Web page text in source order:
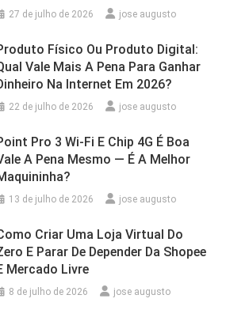
27 de julho de 2026 jose augusto
Físico Ou Produto Digital:
Vale Mais A Pena Para Ganhar
Na Internet Em 2026?
22 de julho de 2026 jose augusto
Pro 3 Wi‑Fi E Chip 4G É Boa
A Pena Mesmo — É A Melhor
13 de julho de 2026 jose augusto
Criar Uma Loja Virtual Do
E Parar De Depender Da Shopee
Mercado Livre
8 de julho de 2026 jose augusto